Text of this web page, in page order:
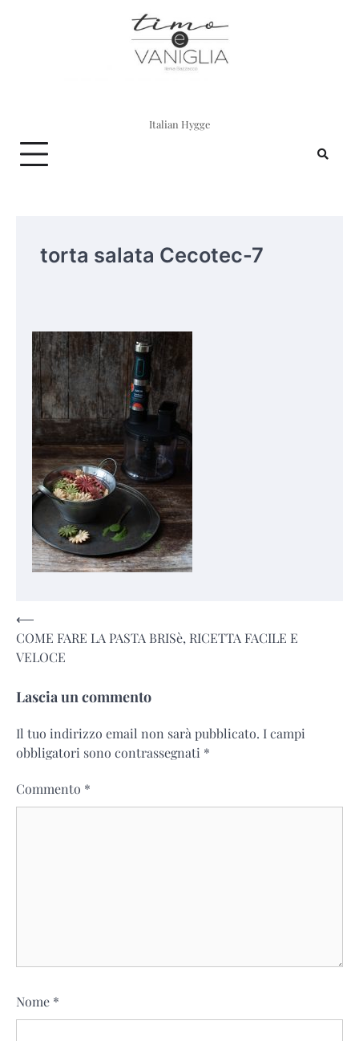
Italian Hygge
torta salata Cecotec-7
Navigazione
articoli
⟵
COME FARE LA PASTA BRISè, RICETTA FACILE E
VELOCE
Lascia un commento
Il tuo indirizzo email non sarà pubblicato. I campi
obbligatori sono contrassegnati *
Commento *
Nome *